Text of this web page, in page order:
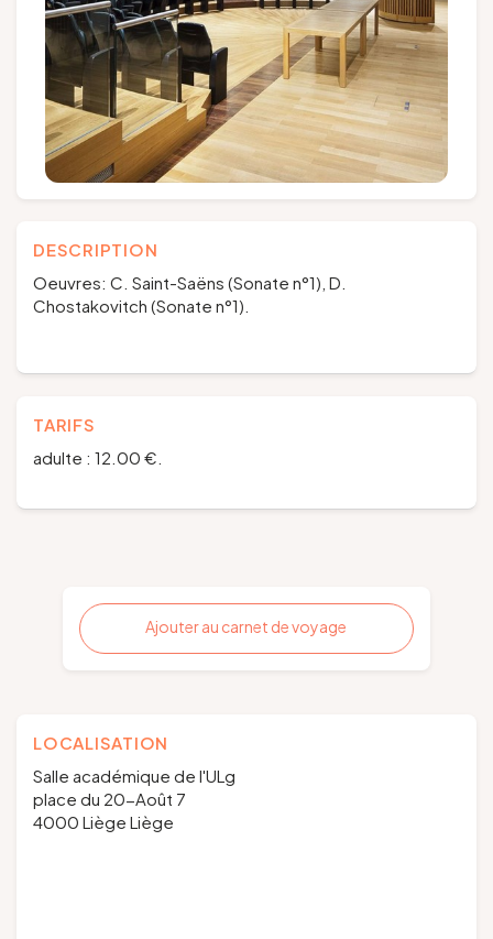
DESCRIPTION
Oeuvres: C. Saint-Saëns (Sonate n°1), D.
Chostakovitch (Sonate n°1).
TARIFS
adulte : 12.00 €.
Ajouter au carnet de voyage
LOCALISATION
Salle académique de l'ULg
place du 20-Août 7
4000 Liège Liège